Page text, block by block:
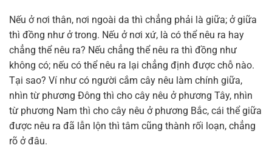
Nếu ở nơi thân, nơi ngoài da thì chẳng phải là giữa; ở giữa
thì đồng như ở trong. Nếu ở nơi xứ, là có thể nêu ra hay
chẳng thể nêu ra? Nếu chẳng thể nêu ra thì đồng như
không có; nếu có thể nêu ra lại chẳng định được chỗ nào.
Tại sao? Ví như có người cắm cây nêu làm chính giữa,
nhìn từ phương Đông thì cho cây nêu ở phương Tây, nhìn
từ phương Nam thì cho cây nêu ở phương Bắc, cái thể giữa
được nêu ra đã lẫn lộn thì tâm cũng thành rối loạn, chẳng
rõ ở đâu.